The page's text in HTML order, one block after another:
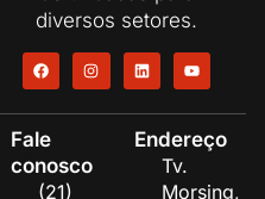
diversos setores.
Fale
conosco
(21)
Endereço
Tv.
Morsing,